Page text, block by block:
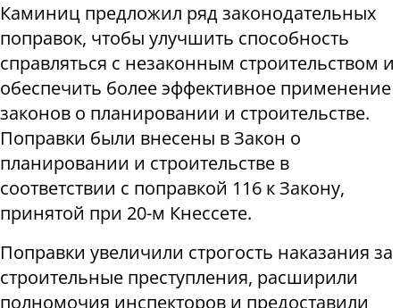
Каминиц предложил ряд законодательных
поправок, чтобы улучшить способность
справляться с незаконным строительством и
обеспечить более эффективное применение
законов о планировании и строительстве.
Поправки были внесены в Закон о
планировании и строительстве в
соответствии с поправкой 116 к Закону,
принятой при 20-м Кнессете.
Поправки увеличили строгость наказания за
строительные преступления, расширили
полномочия инспекторов и предоставили